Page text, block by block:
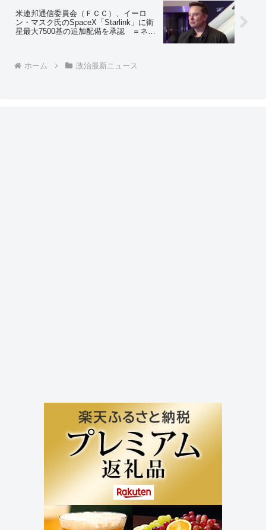
ットの反応「つまり日本が負けてたら謝
罪しなかったってことだろ？」
米連邦通信委員会（ＦＣＣ）、イーロ
ン・マスク氏のSpaceX「Starlink」に衛
星最大7500基の追加配備を承認 ＝ネッ
ホーム
政治最新ニュース